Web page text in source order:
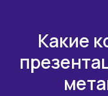
Какие